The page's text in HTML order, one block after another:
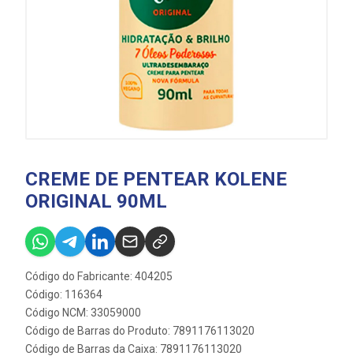
CREME DE PENTEAR KOLENE
ORIGINAL 90ML
Código do Fabricante: 404205
Código: 116364
Código NCM: 33059000
Código de Barras do Produto: 7891176113020
Código de Barras da Caixa: 7891176113020